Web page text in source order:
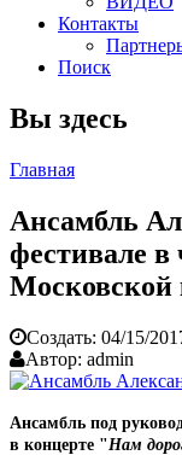
Контакты
Поиск
Вы здесь
Главная
Ансамбль
фестивале
Московской
Создать: 04/15/
Автор: admin
Ансамбль под
в концерте "Нам